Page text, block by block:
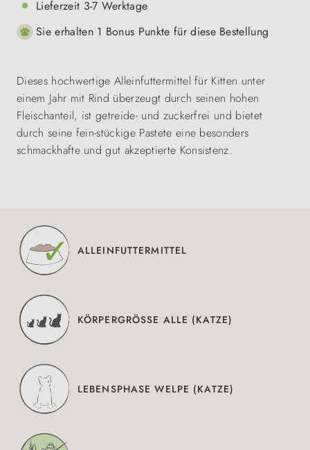
Lieferzeit 3-7 Werktage
Sie erhalten 1 Bonus Punkte für diese Bestellung
Dieses hochwertige Alleinfuttermittel für Kitten unter
einem Jahr mit Rind überzeugt durch seinen hohen
Fleischanteil, ist getreide- und zuckerfrei und bietet
durch seine fein-stückige Pastete eine besonders
schmackhafte und gut akzeptierte Konsistenz.
ALLEINFUTTERMITTEL
KÖRPERGRÖSSE ALLE (KATZE)
LEBENSPHASE WELPE (KATZE)